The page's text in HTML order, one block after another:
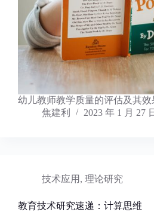
幼儿教师教学质量的评估及其效
焦建利
2023 年 1 月 27
技术应用 , 理论研究
教育技术研究速递：计算思维